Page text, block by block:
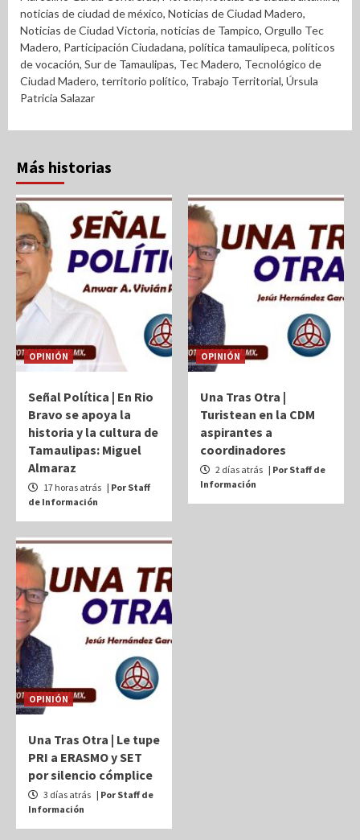
noticias de ciudad de méxico, Noticias de Ciudad Madero,
Noticias de Ciudad Victoria, noticias de Tampico, Orgullo Tec
Madero, Participación Ciudadana, política tamaulipeca, políticos
de vocación, Sur de Tamaulipas, Tec Madero, Tecnológico de
Ciudad Madero, territorio político, Trabajo Territorial, Úrsula
Patricia Salazar
Más historias
OPINIÓN
Señal Política | En Rio
Bravo se apoya la
historia y la cultura de
Tamaulipas: Miguel
Almaraz
17 horas atrás | Por Staff
de Información
OPINIÓN
Una Tras Otra |
Turistean en la CDM
aspirantes a
coordinadores
2 días atrás | Por Staff de
Información
OPINIÓN
Una Tras Otra | Le tupe
PRI a ERASMO y SET
por silencio cómplice
3 días atrás | Por Staff de
Información